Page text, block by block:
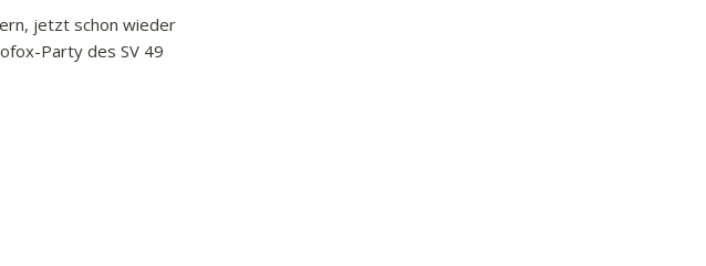
jetzt schon wieder
Party des SV 49